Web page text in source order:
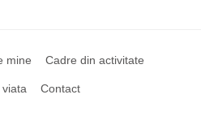
mine Cadre din activitate
Contact